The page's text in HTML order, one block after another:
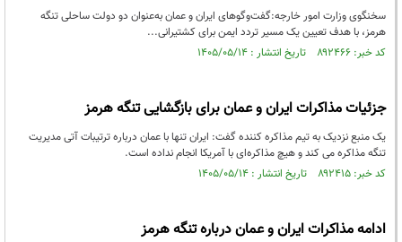
سخنگوی وزارت امور خارجه:گفت‌وگوهای ایران و عمان به‌عنوان دو دولت ساحلی تنگه
هرمز، با هدف تعیین یک مسیر تردد ایمن برای کشتیرانی...
کد خبر: ۸۹۲۴۶۶ تاریخ انتشار : ۱۴۰۵/۰۵/۱۴
جزئیات مذاکرات ایران و عمان برای بازگشایی تنگه هرمز
یک منبع نزدیک به تیم مذاکره کننده گفت: ایران تنها با عمان درباره ترتیبات آتی مدیریت
تنگه مذاکره می کند و هیچ مذاکره‌ای با آمریکا انجام نداده است.
کد خبر: ۸۹۲۴۱۵ تاریخ انتشار : ۱۴۰۵/۰۵/۱۴
ادامه مذاکرات ایران و عمان درباره تنگه هرمز